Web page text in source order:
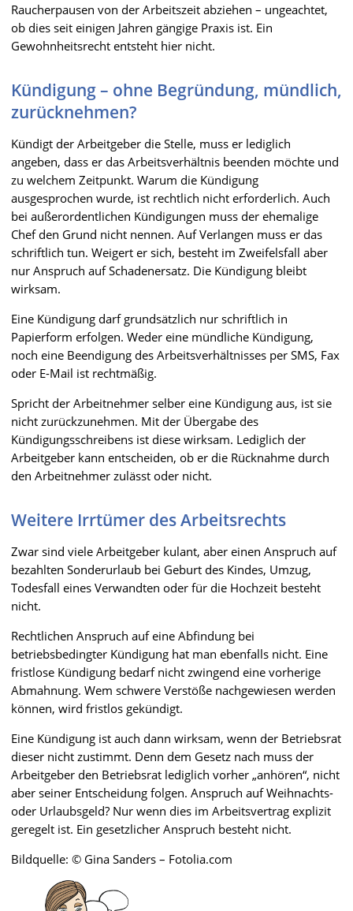
Raucherpausen von der Arbeitszeit abziehen – ungeachtet,
ob dies seit einigen Jahren gängige Praxis ist. Ein
Gewohnheitsrecht entsteht hier nicht.
Kündigung – ohne Begründung, mündlich,
zurücknehmen?
Kündigt der Arbeitgeber die Stelle, muss er lediglich
angeben, dass er das Arbeitsverhältnis beenden möchte und
zu welchem Zeitpunkt. Warum die Kündigung
ausgesprochen wurde, ist rechtlich nicht erforderlich. Auch
bei außerordentlichen Kündigungen muss der ehemalige
Chef den Grund nicht nennen. Auf Verlangen muss er das
schriftlich tun. Weigert er sich, besteht im Zweifelsfall aber
nur Anspruch auf Schadenersatz. Die Kündigung bleibt
wirksam.
Eine Kündigung darf grundsätzlich nur schriftlich in
Papierform erfolgen. Weder eine mündliche Kündigung,
noch eine Beendigung des Arbeitsverhältnisses per SMS, Fax
oder E-Mail ist rechtmäßig.
Spricht der Arbeitnehmer selber eine Kündigung aus, ist sie
nicht zurückzunehmen. Mit der Übergabe des
Kündigungsschreibens ist diese wirksam. Lediglich der
Arbeitgeber kann entscheiden, ob er die Rücknahme durch
den Arbeitnehmer zulässt oder nicht.
Weitere Irrtümer des Arbeitsrechts
Zwar sind viele Arbeitgeber kulant, aber einen Anspruch auf
bezahlten Sonderurlaub bei Geburt des Kindes, Umzug,
Todesfall eines Verwandten oder für die Hochzeit besteht
nicht.
Rechtlichen Anspruch auf eine Abfindung bei
betriebsbedingter Kündigung hat man ebenfalls nicht. Eine
fristlose Kündigung bedarf nicht zwingend eine vorherige
Abmahnung. Wem schwere Verstöße nachgewiesen werden
können, wird fristlos gekündigt.
Eine Kündigung ist auch dann wirksam, wenn der Betriebsrat
dieser nicht zustimmt. Denn dem Gesetz nach muss der
Arbeitgeber den Betriebsrat lediglich vorher „anhören“, nicht
aber seiner Entscheidung folgen. Anspruch auf Weihnachts-
oder Urlaubsgeld? Nur wenn dies im Arbeitsvertrag explizit
geregelt ist. Ein gesetzlicher Anspruch besteht nicht.
Bildquelle: © Gina Sanders – Fotolia.com